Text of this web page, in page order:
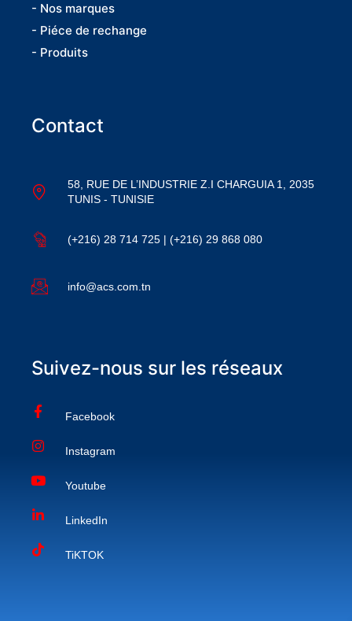
- Nos marques
- Piéce de rechange
- Produits
Contact
58, RUE DE L’INDUSTRIE Z.I CHARGUIA 1, 2035
TUNIS - TUNISIE
(+216) 28 714 725 | (+216) 29 868 080
info@acs.com.tn
Suivez-nous sur les réseaux
Facebook
Instagram
Youtube
LinkedIn
TiKTOK